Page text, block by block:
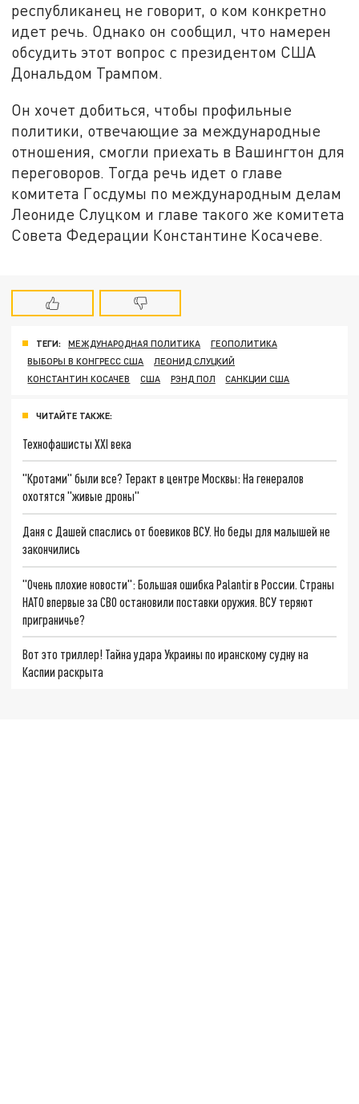
республиканец не говорит, о ком конкретно
идет речь. Однако он сообщил, что намерен
обсудить этот вопрос с президентом США
Дональдом Трампом.
Он хочет добиться, чтобы профильные
политики, отвечающие за международные
отношения, смогли приехать в Вашингтон для
переговоров. Тогда речь идет о главе
комитета Госдумы по международным делам
Леониде Слуцком и главе такого же комитета
Совета Федерации Константине Косачеве.
ТЕГИ: МЕЖДУНАРОДНАЯ ПОЛИТИКА
ГЕОПОЛИТИКА
ВЫБОРЫ В КОНГРЕСС США
ЛЕОНИД СЛУЦКИЙ
КОНСТАНТИН КОСАЧЕВ
США РЭНД ПОЛ САНКЦИИ США
ЧИТАЙТЕ ТАКЖЕ:
Технофашисты XXI века
"Кротами" были все? Теракт в центре Москвы: На генералов
охотятся "живые дроны"
Даня с Дашей спаслись от боевиков ВСУ. Но беды для малышей не
закончились
"Очень плохие новости": Большая ошибка Palantir в России. Страны
НАТО впервые за СВО остановили поставки оружия. ВСУ теряют
приграничье?
Вот это триллер! Тайна удара Украины по иранскому судну на
Каспии раскрыта